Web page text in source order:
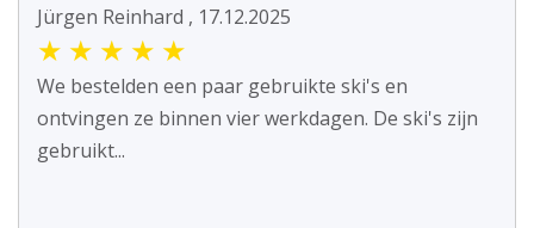
Jürgen Reinhard , 17.12.2025
★ ★ ★ ★ ★
We bestelden een paar gebruikte ski's en
ontvingen ze binnen vier werkdagen. De ski's zijn
gebruikt...